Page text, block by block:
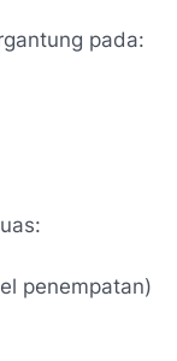
pada:
penempatan)